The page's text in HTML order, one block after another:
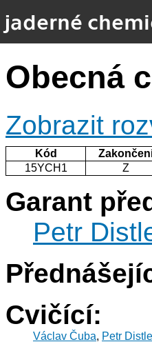
jaderné
Obecná
Zobrazit
Kód
15YCH1
Z
Garant
Petr
Cvičící:
Václav Čuba, Petr